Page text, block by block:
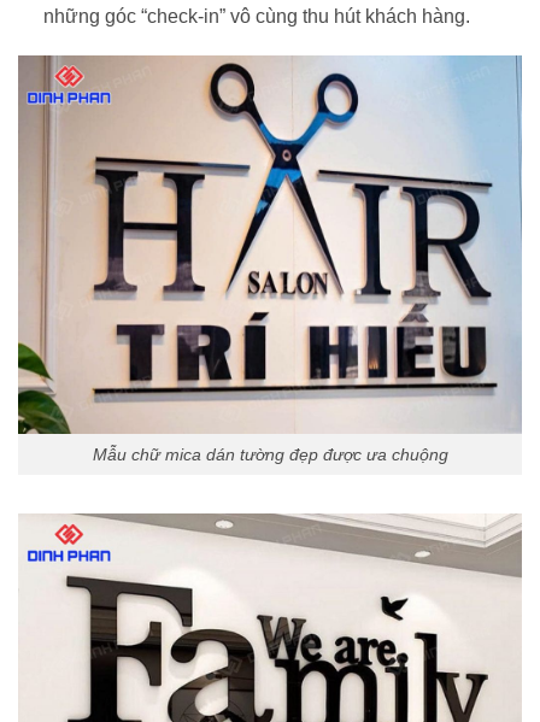
những góc “check-in” vô cùng thu hút khách hàng.
Mẫu chữ mica dán tường đẹp được ưa chuộng